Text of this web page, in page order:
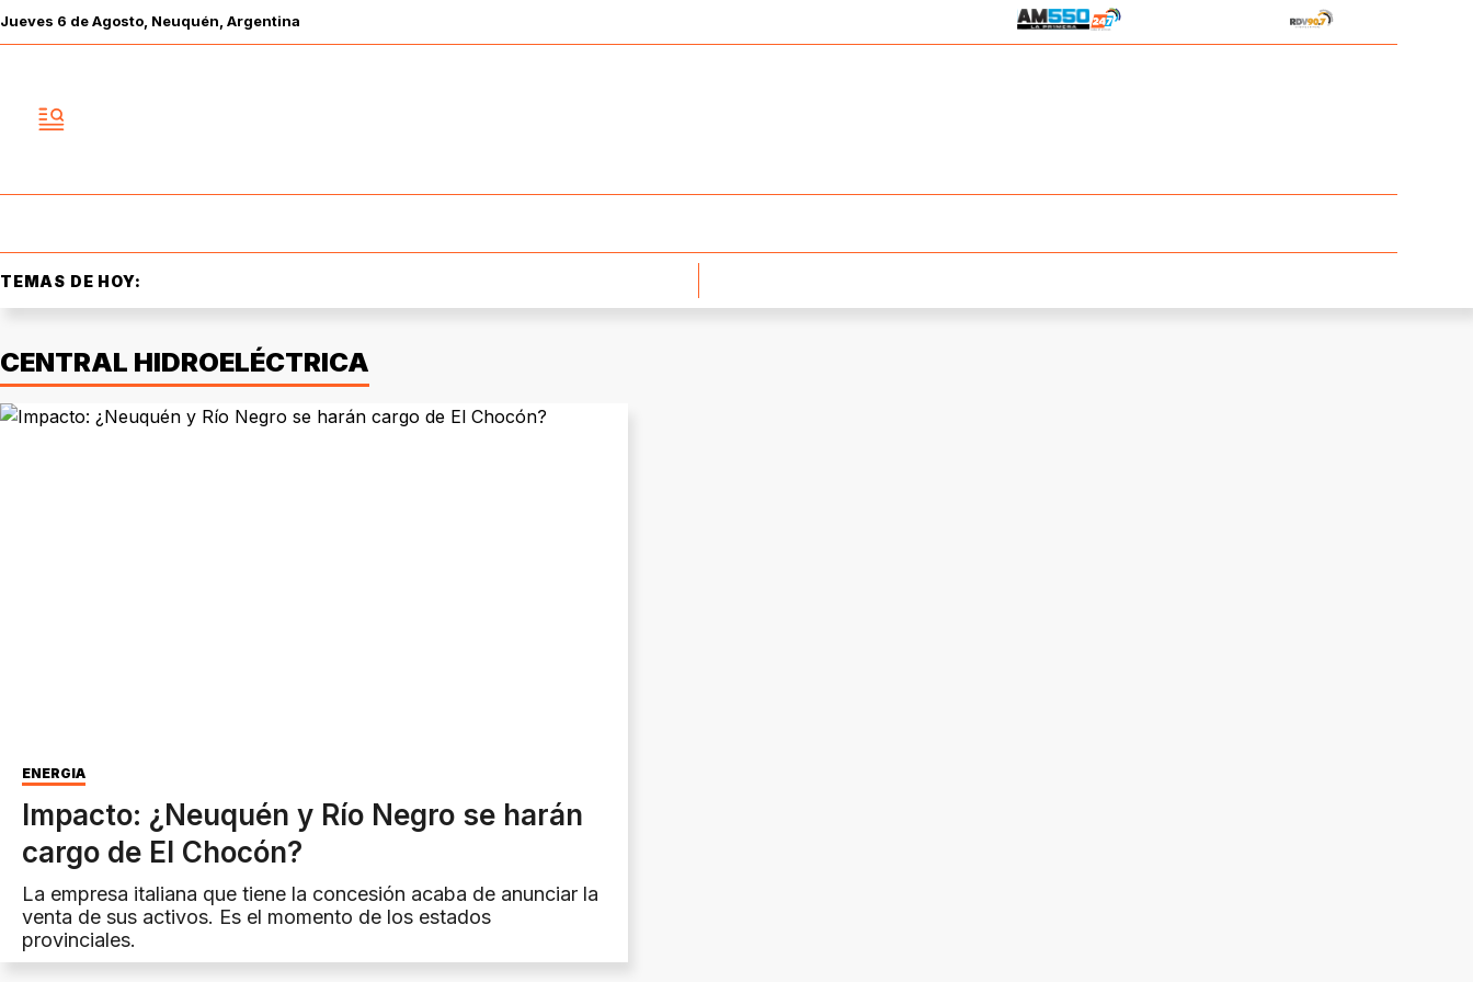
Jueves 6 deAgosto , Neuquén, Argentina
TEMAS DE HOY:
CENTRAL HIDROELÉCTRICA
ENERGÍA
Impacto: ¿Neuquén y Río Negro se harán
cargo de El Chocón?
La empresa italiana que tiene la concesión acaba de anunciar la
venta de sus activos. Es el momento de los estados
provinciales.